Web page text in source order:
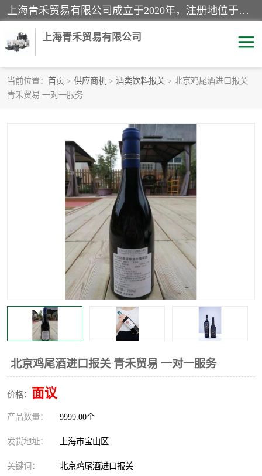
上海青禾贸易有限公司成立于2020年，注册地位于上海市宝山区。经营范围包括：机械设备、五金制品、劳防用品、电子产品、塑胶制品、家具、模具、纺织品、仪器仪表、建筑材料、装饰材料、化工产品、金属制品、机车配件等货物进出口报关、清关服务。
上海青禾贸易有限公司
当前位置： 首页 > 供应商机 > 酒类饮料报关 > 北京鸡尾酒进口报关
青禾贸易 一对一服务
北京鸡尾酒进口报关 青禾贸易 一对一服务
价格： 面议
产品数量： 9999.00个
发货地址： 上海市宝山区
关键词： 北京鸡尾酒进口报关
酒类饮料报关
服装进口清关
进口杂货清关
家用电器报关 机床进口清关
国际灯具清关